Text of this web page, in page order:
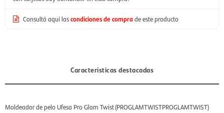
Consultá aquí lascondiciones de comprade este producto
Características destacadas
Moldeador de pelo Ufesa Pro Glam Twist (PROGLAMTWISTPROGLAMTWIST)